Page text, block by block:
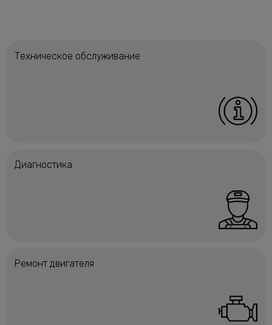
Техническое обслуживание
Диагностика
Ремонт двигателя